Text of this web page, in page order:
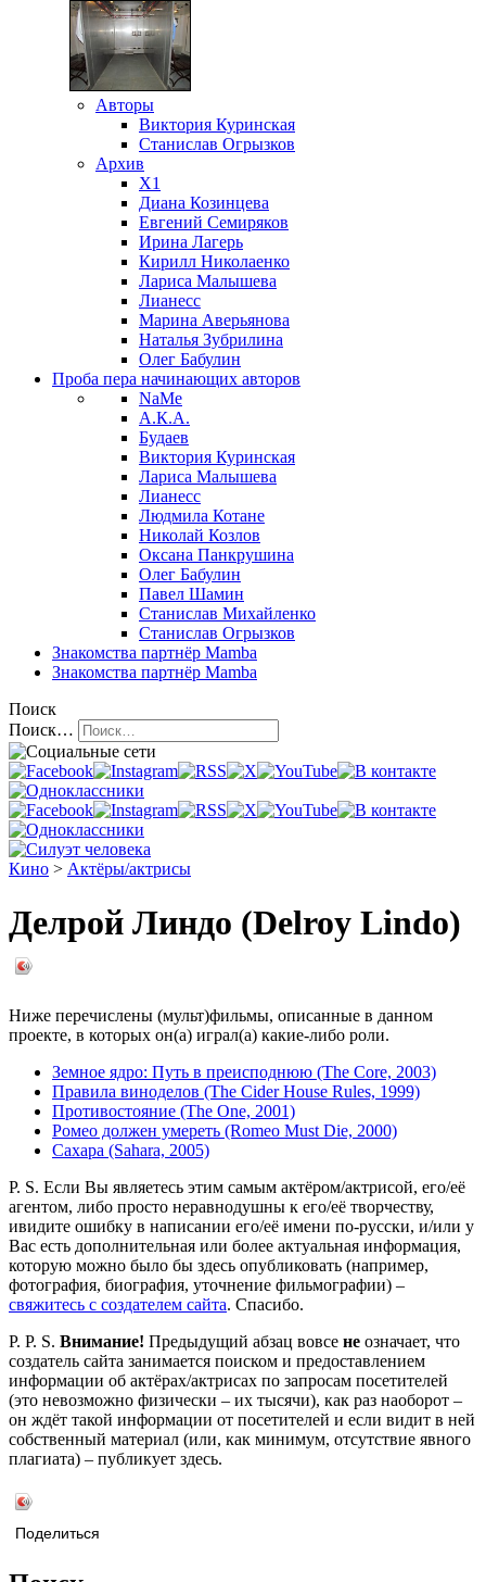
Авторы
Виктория Куринская
Станислав Огрызков
Архив
X1
Диана Козинцева
Евгений Семиряков
Ирина Лагерь
Кирилл Николаенко
Лариса Малышева
Лианесс
Марина Аверьянова
Наталья Зубрилина
Олег Бабулин
Проба пера начинающих авторов
NaMe
А.К.А.
Будаев
Виктория Куринская
Лариса Малышева
Лианесс
Людмила Котане
Николай Козлов
Оксана Панкрушина
Олег Бабулин
Павел Шамин
Станислав Михайленко
Станислав Огрызков
Знакомства партнёр Mamba
Знакомства партнёр Mamba
Поиск
Поиск…
Кино > Актёры/актрисы
Делрой Линдо (Delroy Lindo)
Ниже перечислены (мульт)фильмы, описанные в данном
проекте, в которых он(а) играл(а) какие-либо роли.
Земное ядро: Путь в преисподнюю (The Core, 2003)
Правила виноделов (The Cider House Rules, 1999)
Противостояние (The One, 2001)
Ромео должен умереть (Romeo Must Die, 2000)
Сахара (Sahara, 2005)
P. S. Если Вы являетесь этим самым актёром/актрисой, его/её
агентом, либо просто неравнодушны к его/её творчеству,
ивидите ошибку в написании его/её имени по-русски, и/или у
Вас есть дополнительная или более актуальная информация,
которую можно было бы здесь опубликовать (например,
фотография, биография, уточнение фильмографии) –
свяжитесь с создателем сайта. Спасибо.
P. P. S. Внимание! Предыдущий абзац вовсе не означает, что
создатель сайта занимается поиском и предоставлением
информации об актёрах/актрисах по запросам посетителей
(это невозможно физически – их тысячи), как раз наоборот –
он ждёт такой информации от посетителей и если видит в ней
собственный материал (или, как минимум, отсутствие явного
плагиата) – публикует здесь.
Поделиться